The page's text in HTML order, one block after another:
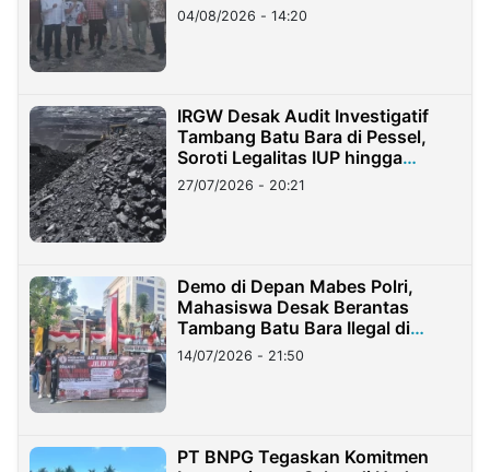
04/08/2026 - 14:20
IRGW Desak Audit Investigatif
Tambang Batu Bara di Pessel,
Soroti Legalitas IUP hingga
Stockpile
27/07/2026 - 20:21
Demo di Depan Mabes Polri,
Mahasiswa Desak Berantas
Tambang Batu Bara Ilegal di
Lampung
14/07/2026 - 21:50
PT BNPG Tegaskan Komitmen